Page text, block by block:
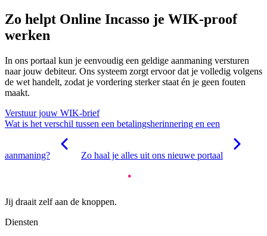
Zo helpt Online Incasso je WIK-proof
werken
In ons portaal kun je eenvoudig een geldige aanmaning versturen
naar jouw debiteur. Ons systeem zorgt ervoor dat je volledig volgens
de wet handelt, zodat je vordering sterker staat én je geen fouten
maakt.
Verstuur jouw WIK-brief
Wat is het verschil tussen een betalingsherinnering en een
aanmaning? Zo haal je alles uit ons nieuwe portaal
Jij draait zelf aan de knoppen.
Diensten